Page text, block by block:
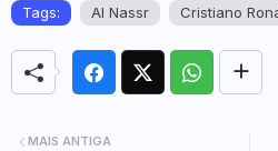
Tags: Al Nassr Cristiano
MAIS ANTIGA